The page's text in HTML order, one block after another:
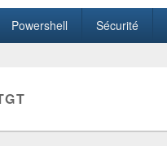
Powershell Sécurité